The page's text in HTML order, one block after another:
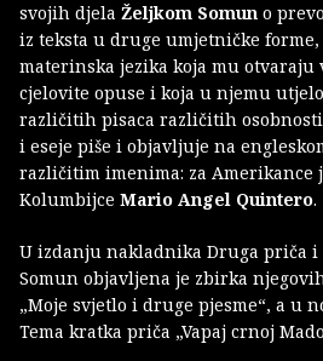
svojih djela Željkom Somun o
iz teksta u druge umjetničke
materinska jezika koja mu
cjelovite opuse i koja u njemu
različitih pisaca različitih
i eseje piše i objavljuje na
različitim imenima: za Amerikance
Kolumbijce Mario Angel Quintero.
U izdanju nakladnika Druga priča
Somun objavljena je zbirka
„Moje svjetlo i druge pjesme“, a u
Tema kratka priča „Vapaj crnoj